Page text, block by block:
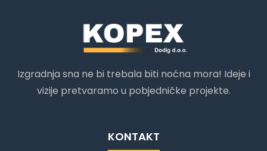
Izgradnja sna ne bi trebala biti noćna mora! Ideje i
vizije pretvaramo u pobjedničke projekte.
KONTAKT